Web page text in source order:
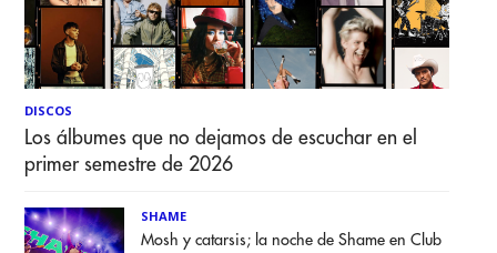
DISCOS
Los álbumes que no dejamos de escuchar en el
primer semestre de 2026
SHAME
Mosh y catarsis; la noche de Shame en Club